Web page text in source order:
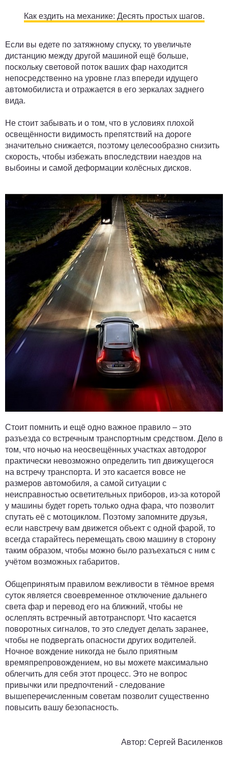
Как ездить на механике: Десять простых шагов.
Если вы едете по затяжному спуску, то увеличьте
дистанцию между другой машиной ещё больше,
поскольку световой поток ваших фар находится
непосредственно на уровне глаз впереди идущего
автомобилиста и отражается в его зеркалах заднего
вида.
Не стоит забывать и о том, что в условиях плохой
освещённости видимость препятствий на дороге
значительно снижается, поэтому целесообразно снизить
скорость, чтобы избежать впоследствии наездов на
выбоины и самой деформации колёсных дисков.
Стоит помнить и ещё одно важное правило – это
разъезда со встречным транспортным средством. Дело в
том, что ночью на неосвещённых участках автодорог
практически невозможно определить тип движущегося
на встречу транспорта. И это касается вовсе не
размеров автомобиля, а самой ситуации с
неисправностью осветительных приборов, из-за которой
у машины будет гореть только одна фара, что позволит
спутать её с мотоциклом. Поэтому запомните друзья,
если навстречу вам движется объект с одной фарой, то
всегда старайтесь перемещать свою машину в сторону
таким образом, чтобы можно было разъехаться с ним с
учётом возможных габаритов.
Общепринятым правилом вежливости в тёмное время
суток является своевременное отключение дальнего
света фар и перевод его на ближний, чтобы не
ослеплять встречный автотранспорт. Что касается
поворотных сигналов, то это следует делать заранее,
чтобы не подвергать опасности других водителей.
Ночное вождение никогда не было приятным
времяпрепровождением, но вы можете максимально
облегчить для себя этот процесс. Это не вопрос
привычки или предпочтений - следование
вышеперечисленным советам позволит существенно
повысить вашу безопасность.
Автор: Сергей Василенков